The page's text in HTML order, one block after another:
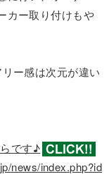
カー取り付けもや
ー感は次元が違い
です♪
news/index.php?id